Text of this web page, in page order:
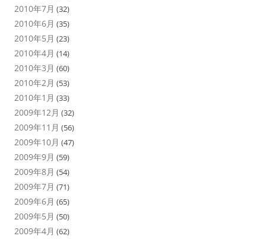
2010年7月 (32)
2010年6月 (35)
2010年5月 (23)
2010年4月 (14)
2010年3月 (60)
2010年2月 (53)
2010年1月 (33)
2009年12月 (32)
2009年11月 (56)
2009年10月 (47)
2009年9月 (59)
2009年8月 (54)
2009年7月 (71)
2009年6月 (65)
2009年5月 (50)
2009年4月 (62)